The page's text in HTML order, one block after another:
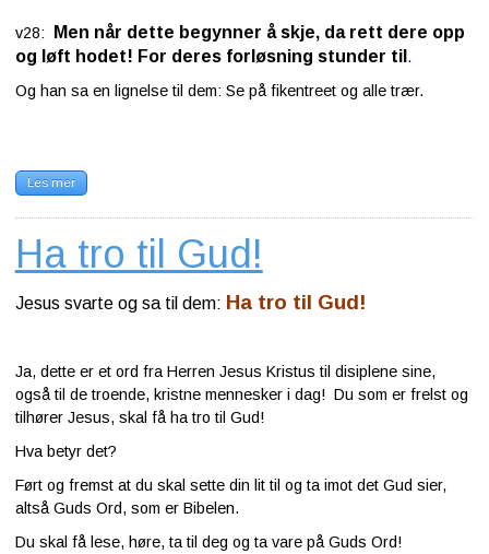
v28:
Men når dette begynner å skje, da rett dere opp
og løft hodet! For deres forløsning stunder til .
Og han sa en lignelse til dem: Se på fikentreet og alle trær.
Les mer
Ha tro til Gud!
Jesus svarte og sa til dem: Ha tro til Gud!
Ja, dette er et ord fra Herren Jesus Kristus til disiplene sine,
også til de troende, kristne mennesker i dag! Du som er frelst og
tilhører Jesus, skal få ha tro til Gud!
Hva betyr det?
Ført og fremst at du skal sette din lit til og ta imot det Gud sier,
altså Guds Ord, som er Bibelen.
Du skal få lese, høre, ta til deg og ta vare på Guds Ord!